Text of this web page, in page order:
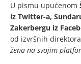
U pismu upućenom
iz Twitter-a,
Zakerbergu iz
od izvršnih direktora
žena na svojim